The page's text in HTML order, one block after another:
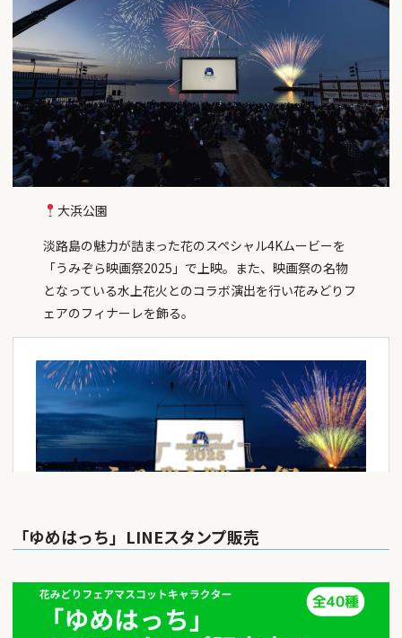
大浜公園
淡路島の魅力が詰まった花のスペシャル4Kムービーを
「うみぞら映画祭2025」で上映。また、映画祭の名物
となっている水上花火とのコラボ演出を行い花みどりフ
ェアのフィナーレを飾る。
「ゆめはっち」LINEスタンプ販売